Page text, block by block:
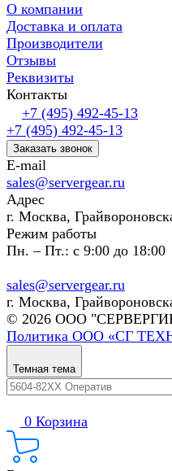
О компании
Доставка и оплата
Производители
Отзывы
Реквизиты
Контакты
+7 (495) 492-45-13
+7 (495) 492-45-13
Заказать звонок
E-mail
sales@servergear.ru
Адрес
г. Москва,
Режим работы
Пн. – Пт.: с 9:00 до 18:00
sales@servergear.ru
г. Москва,
© 2026 ООО
Политика ООО «СГ
Темная тема
0 Корзина